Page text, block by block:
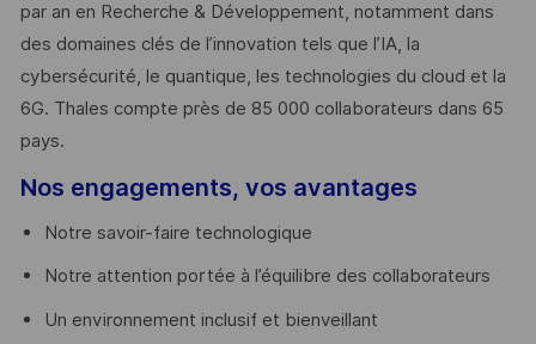
par an en Recherche & Développement, notamment dans
des domaines clés de l’innovation tels que l’IA, la
cybersécurité, le quantique, les technologies du cloud et la
6G. Thales compte près de 85 000 collaborateurs dans 65
pays. ​
Nos engagements, vos avantages
Notre savoir-faire technologique
Notre attention portée à l’équilibre des collaborateurs
Un environnement inclusif et bienveillant